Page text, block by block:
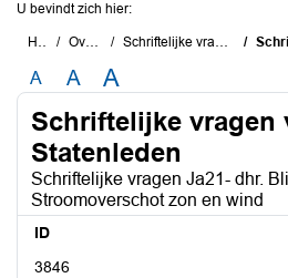
U bevindt zich hier:
Home Overzichten Schriftelijke vragen van Statenleden
A A A
Schriftelijke vragen
Statenleden
Schriftelijke vragen Ja21- dhr.
Stroomoverschot zon en wind
ID
3846